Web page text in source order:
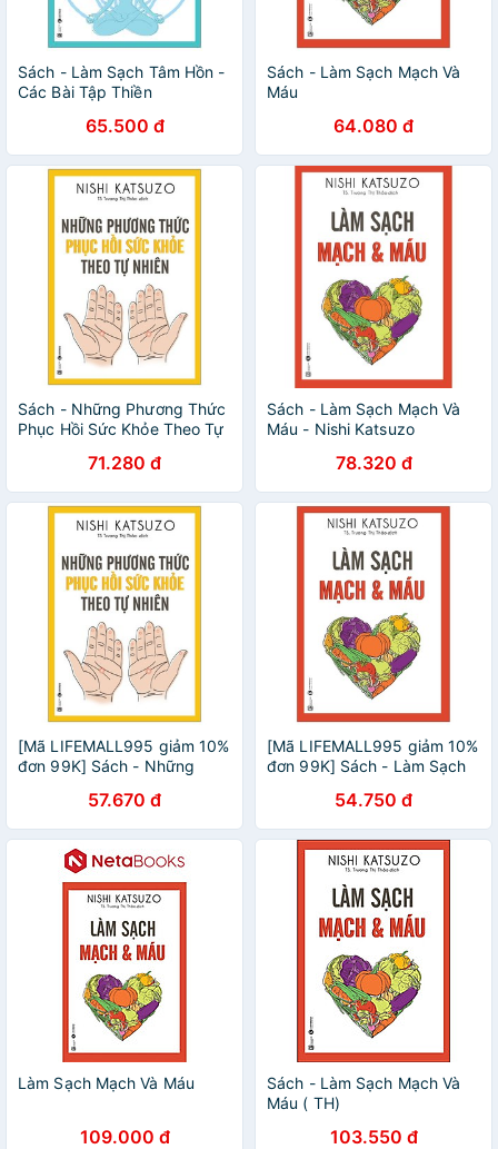
Sách - Làm Sạch Tâm Hồn -
Các Bài Tập Thiền
65.500 đ
Sách - Làm Sạch Mạch Và
Máu
64.080 đ
Sách - Những Phương Thức
Phục Hồi Sức Khỏe Theo Tự
71.280 đ
Sách - Làm Sạch Mạch Và
Máu - Nishi Katsuzo
78.320 đ
[Mã LIFEMALL995 giảm 10%
đơn 99K] Sách - Những
Khỏe Theo Tự Nhiên
57.670 đ
[Mã LIFEMALL995 giảm 10%
đơn 99K] Sách - Làm Sạch
54.750 đ
Làm Sạch Mạch Và Máu
109.000 đ
Sách - Làm Sạch Mạch Và
Máu ( TH)
103.550 đ